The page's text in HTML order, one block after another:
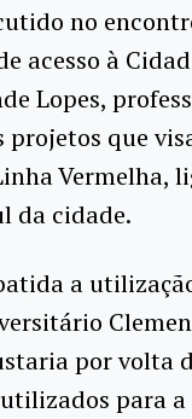
no
acesso à
Lopes,
projetos que
Vermelha,
da cidade.
a
por volta
para